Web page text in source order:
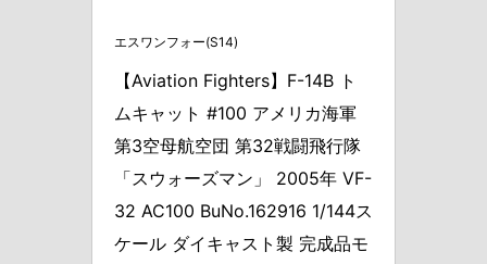
エスワンフォー(S14)
【Aviation Fighters】F-14B ト
ムキャット #100 アメリカ海軍
第3空母航空団 第32戦闘飛行隊
「スウォーズマン」 2005年 VF-
32 AC100 BuNo.162916 1/144ス
ケール ダイキャスト製 完成品モ